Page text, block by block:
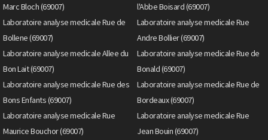
Marc Bloch (69007)
l'Abbe Boisard (69007)
Laboratoire analyse medicale Rue de
Bollene (69007)
Laboratoire analyse medicale Rue
Andre Bollier (69007)
Laboratoire analyse medicale Allee du
Bon Lait (69007)
Laboratoire analyse medicale Rue de
Bonald (69007)
Laboratoire analyse medicale Rue des
Bons Enfants (69007)
Laboratoire analyse medicale Rue de
Bordeaux (69007)
Laboratoire analyse medicale Rue
Maurice Bouchor (69007)
Laboratoire analyse medicale Rue
Jean Bouin (69007)